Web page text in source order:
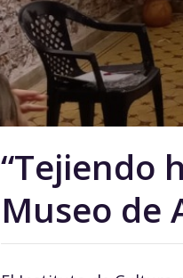
“Tejiendo
Museo de